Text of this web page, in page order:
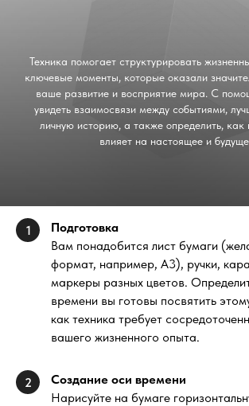
Техника помогает структурировать
ключевые моменты, которые оказали
ваше развитие и восприятие мира. С
увидеть взаимосвязи между событиями,
личную историю, а также определить,
влияет на настоящее и
1
Подготовка
Вам понадобится лист бумаги
формат, например, A3), ручки,
маркеры разных цветов.
времени вы готовы посвятить
как техника требует
вашего жизненного опыта.
2
Создание оси времени
Нарисуйте на бумаге